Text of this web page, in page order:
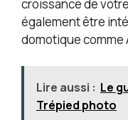
croissance de
également être
domotique comme
Lire aussi : Le
Trépied photo